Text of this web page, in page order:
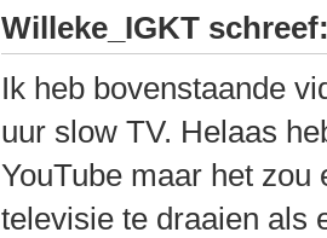
Willeke_IGKT
Ik heb bovenstaande
uur slow TV. Helaas
YouTube maar het
televisie te draaien als